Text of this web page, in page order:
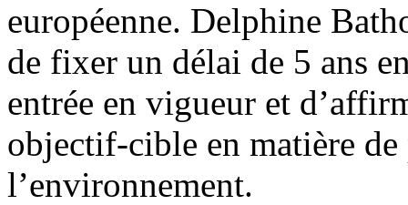
européenne. Delphine
de fixer un délai de 5 ans
entrée en vigueur et
objectif-cible en matière
l’environnement.